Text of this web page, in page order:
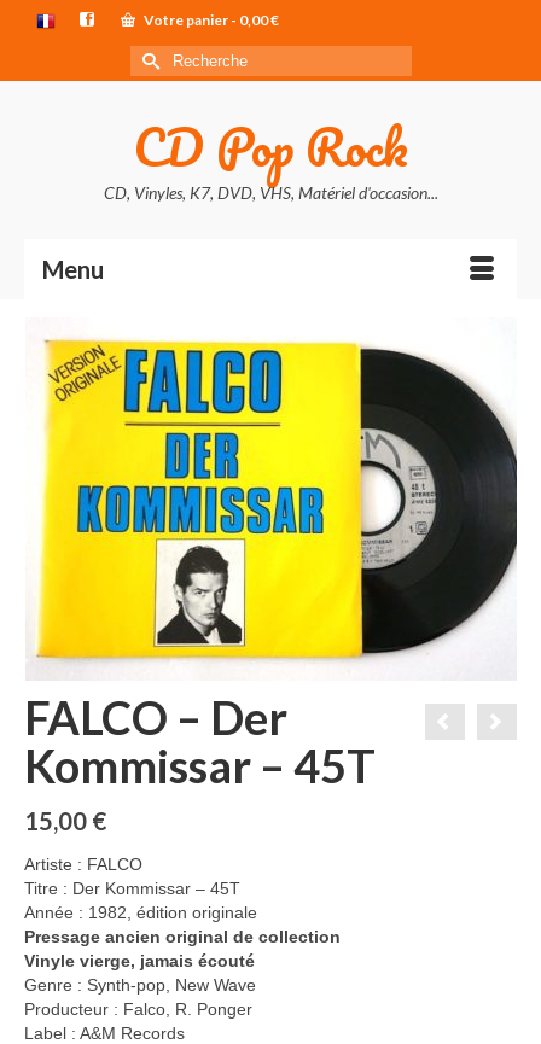
Votre panier - 0,00€
Rechercher :
CD Pop Rock
CD, Vinyles, K7, DVD, VHS, Matériel d'occasion...
Menu
FALCO – Der
Kommissar – 45T
15,00 €
Artiste : FALCO
Titre : Der Kommissar – 45T
Année : 1982, édition originale
Pressage ancien original de collection
Vinyle vierge, jamais écouté
Genre : Synth-pop, New Wave
Producteur : Falco, R. Ponger
Label : A&M Records